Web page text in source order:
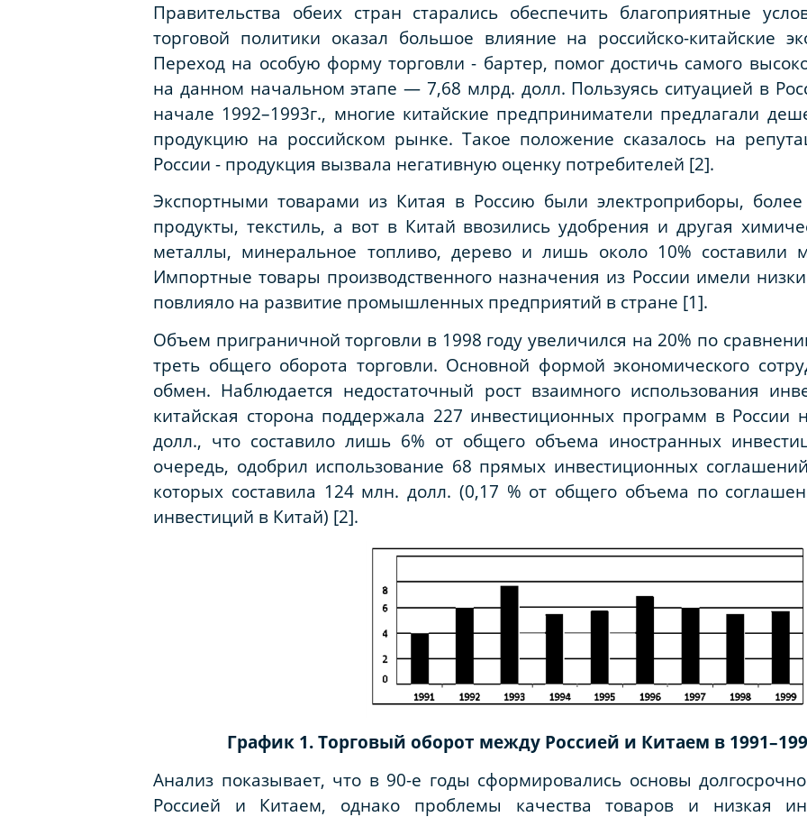
Правительства обеих стран старались обеспечить благоприятные
торговой политики оказал большое влияние на российско-китайские
Переход на особую форму торговли - бартер, помог достичь самого
на данном начальном этапе — 7,68 млрд. долл. Пользуясь ситуацией в
начале 1992–1993г., многие китайские предприниматели предлагали
продукцию на российском рынке. Такое положение сказалось на
России - продукция вызвала негативную оценку потребителей [2].
Экспортными товарами из Китая в Россию были электроприборы,
продукты, текстиль, а вот в Китай ввозились удобрения и другая
металлы, минеральное топливо, дерево и лишь около 10% составили
Импортные товары производственного назначения из России имели
повлияло на развитие промышленных предприятий в стране [1].
Объем приграничной торговли в 1998 году увеличился на 20% по
треть общего оборота торговли. Основной формой экономического
обмен. Наблюдается недостаточный рост взаимного использования
китайская сторона поддержала 227 инвестиционных программ в
долл., что составило лишь 6% от общего объема иностранных
очередь, одобрил использование 68 прямых инвестиционных
которых составила 124 млн. долл. (0,17 % от общего объема по
инвестиций в Китай) [2].
График 1. Торговый оборот между Россией и Китаем в
Анализ показывает, что в 90-е годы сформировались основы
Россией и Китаем, однако проблемы качества товаров и низкая